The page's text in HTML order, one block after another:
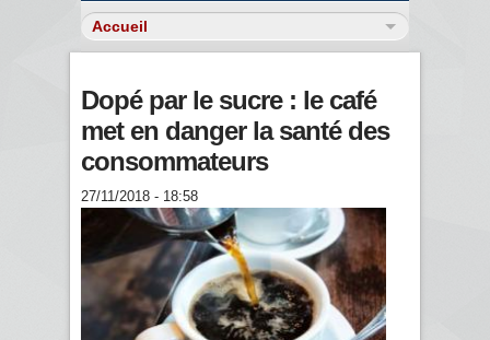
Dopé par le sucre : le café
met en danger la santé des
consommateurs
27/11/2018 - 18:58